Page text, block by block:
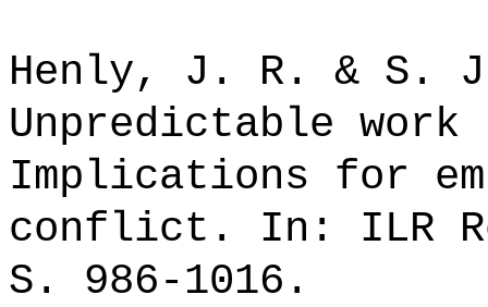
Henly, J. R. & S.
Unpredictable
Implications for
conflict. In: ILR
S. 986-1016.